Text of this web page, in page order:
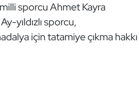
sporcu Ahmet Kayra
yıldızlı sporcu,
için tatamiye çıkma hakkı